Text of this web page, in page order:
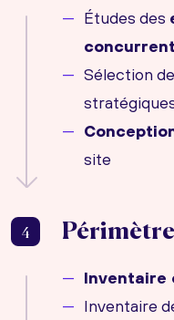
Études des
Sélection
site
4
Inventaire
Inventaire